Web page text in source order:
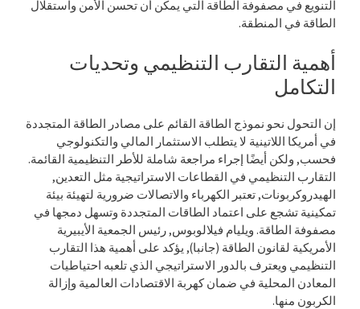
التنويع في مصفوفة الطاقة التي يمكن أن تحسن الأمن واستقلال
الطاقة في المنطقة.
أهمية التقارب التنظيمي وتحديات
التكامل
إن التحول نحو نموذج الطاقة القائم على مصادر الطاقة المتجددة
في أمريكا اللاتينية لا يتطلب الاستثمار المالي والتكنولوجي
فحسب, ولكن أيضًا إجراء مراجعة شاملة للأطر التنظيمية القائمة.
التقارب التنظيمي في القطاعات الاستراتيجية مثل التعدين,
الهيدروكربونات, تعتبر الكهرباء والاتصالات ضرورية لتهيئة بيئة
تمكينية تشجع على اعتماد الطاقات المتجددة وتسهل دمجها في
مصفوفة الطاقة. ويليام فيلالوبوس, رئيس الجمعية الأيبيرية
الأمريكية لقانون الطاقة (جانبا), يؤكد على أهمية هذا التقارب
التنظيمي ويعترف بالدور الاستراتيجي الذي تلعبه احتياطيات
المعادن المحلية في ضمان كهربة الاقتصادات العالمية وإزالة
الكربون منها.